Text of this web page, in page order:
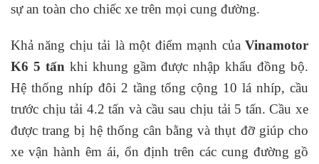
sự an toàn cho chiếc xe trên mọi cung đường.
Khả năng chịu tải là một điểm mạnh của Vinamotor
K6 5 tấn khi khung gầm được nhập khẩu đồng bộ.
Hệ thống nhíp đôi 2 tầng tổng cộng 10 lá nhíp, cầu
trước chịu tải 4.2 tấn và cầu sau chịu tải 5 tấn. Cầu xe
được trang bị hệ thống cân bằng và thụt đỡ giúp cho
xe vận hành êm ái, ổn định trên các cung đường gồ